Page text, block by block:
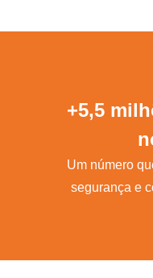
+5,5
Um número
segurança e